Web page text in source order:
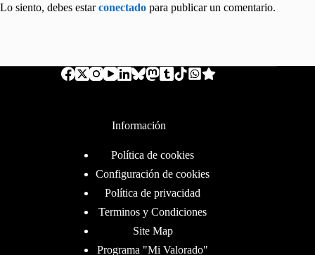
Lo siento, debes estarconectado para publicar un comentario.
Información
Política de cookies
Configuración de cookies
Política de privacidad
Terminos y Condiciones
Site Map
Programa "Mi Valorado"